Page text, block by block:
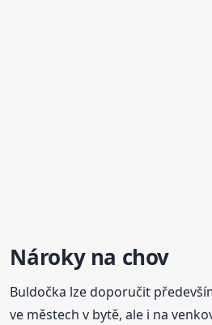
Nároky na chov
Buldočka lze doporučit
ve městech v bytě, ale i na